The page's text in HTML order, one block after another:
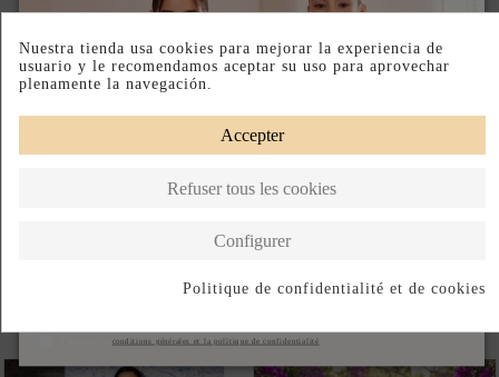
PRODUIT SUR DEMANDE
Produits de la même catégorie
conditions générales et la politique de confidentialité
Nuestra tienda usa cookies para mejorar la experiencia de
usuario y le recomendamos aceptar su uso para aprovechar
plenamente la navegación.
Accepter
Refuser tous les cookies
Configurer
Politique de confidentialité et de cookies